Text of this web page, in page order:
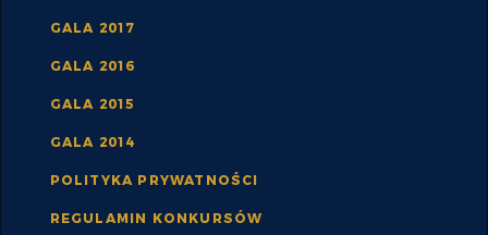
GALA 2017
GALA 2016
GALA 2015
GALA 2014
POLITYKA PRYWATNOŚCI
REGULAMIN KONKURSÓW